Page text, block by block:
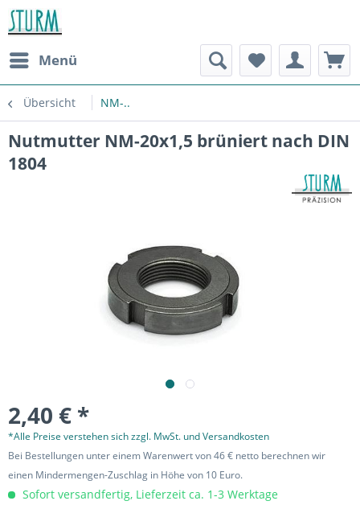
Menü
Übersicht NM-..
Nutmutter NM-20x1,5 brüniert nach DIN
1804
2,40 € *
*Alle Preise verstehen sich zzgl. MwSt. und Versandkosten
Bei Bestellungen unter einem Warenwert von 46 € netto berechnen wir
einen Mindermengen-Zuschlag in Höhe von 10 Euro.
Sofort versandfertig, Lieferzeit ca. 1-3 Werktage